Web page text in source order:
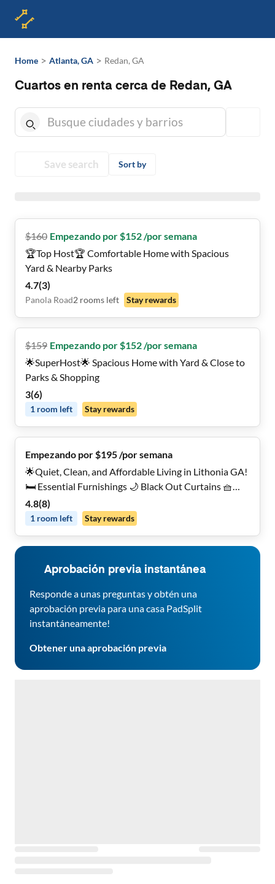
Home > Atlanta, GA > Redan, GA
Cuartos en renta cerca de Redan, GA
Save search Sort by
$160 Empezando por $152 /por semana
🏆Top Host🏆 Comfortable Home with Spacious
Yard & Nearby Parks
4.7(3)
Panola Road2 rooms left Stay rewards
$159 Empezando por $152 /por semana
🌟SuperHost🌟 Spacious Home with Yard & Close to
Parks & Shopping
3(6)
1 room left Stay rewards
Empezando por $195 /por semana
🌟Quiet, Clean, and Affordable Living in Lithonia GA!
🛏️ Essential Furnishings 🌙 Black Out Curtains 🧺
On-Site Laundry 🪑Desk & Chair in Every Room! 🍴
Fully-Stocked Kitchen with Cookware 📺 40” Smart
4.8(8)
1 room left Stay rewards
Aprobación previa instantánea
Responde a unas preguntas y obtén una
aprobación previa para una casa PadSplit
instantáneamente!
Obtener una aprobación previa